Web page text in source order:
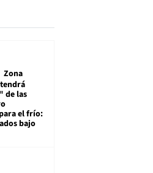
Zona
de las
el frío:
bajo